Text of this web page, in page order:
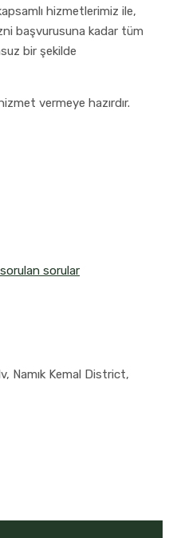
hizmetlerimiz ile,
başvurusuna kadar tüm
bir şekilde
vermeye hazırdır.
sorulan sorular
Namık Kemal District,